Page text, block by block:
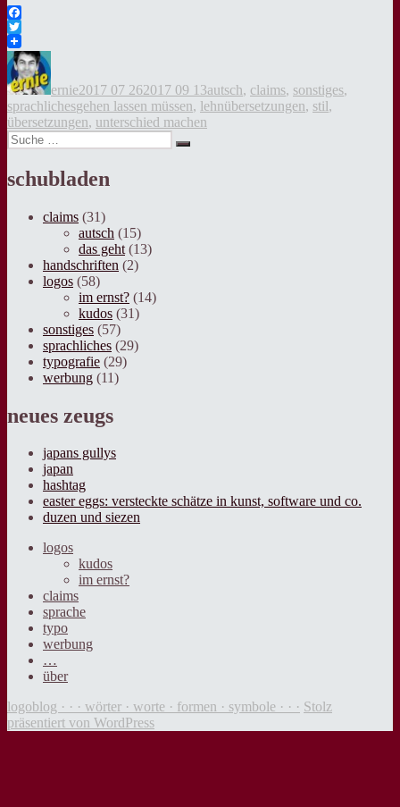
Facebook
Twitter
ernie2017 07 262017 09 13autsch, claims, sonstiges,
sprachlichesTags
gehen lassen müssen, lehnübersetzungen, stil,
übersetzungen, unterschied machen
Suche
nach:
Suche
schubladen
claims (31)
autsch (15)
das geht (13)
handschriften (2)
logos (58)
im ernst? (14)
kudos (31)
sonstiges (57)
sprachliches (29)
typografie (29)
werbung (11)
neues zeugs
japans gullys
japan
hashtag
easter eggs: versteckte schätze in kunst, software und co.
duzen und siezen
logos
kudos
im ernst?
claims
sprache
typo
werbung
…
über
logoblog · · · wörter · worte · formen · symbole · · · Stolz
präsentiert von WordPress